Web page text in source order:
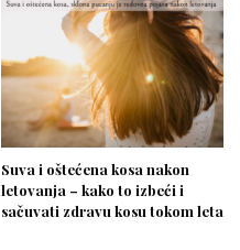
Suva i oštećena kosa nakon
letovanja – kako to izbeći i
sačuvati zdravu kosu tokom leta